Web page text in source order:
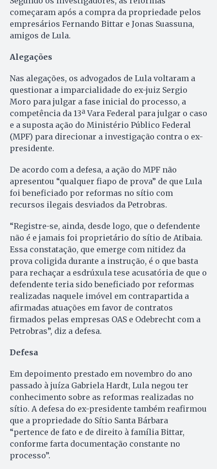
começaram após a compra da propriedade pelos
empresários Fernando Bittar e Jonas Suassuna,
amigos de Lula.
Alegações
Nas alegações, os advogados de Lula voltaram a
questionar a imparcialidade do ex-juiz Sergio
Moro para julgar a fase inicial do processo, a
competência da 13ª Vara Federal para julgar o caso
e a suposta ação do Ministério Público Federal
(MPF) para direcionar a investigação contra o ex-
presidente.
De acordo com a defesa, a ação do MPF não
apresentou “qualquer fiapo de prova” de que Lula
foi beneficiado por reformas no sítio com
recursos ilegais desviados da Petrobras.
“Registre-se, ainda, desde logo, que o defendente
não é e jamais foi proprietário do sítio de Atibaia.
Essa constatação, que emerge com nitidez da
prova coligida durante a instrução, é o que basta
para rechaçar a esdrúxula tese acusatória de que o
defendente teria sido beneficiado por reformas
realizadas naquele imóvel em contrapartida a
afirmadas atuações em favor de contratos
firmados pelas empresas OAS e Odebrecht com a
Petrobras”, diz a defesa.
Defesa
Em depoimento prestado em novembro do ano
passado à juíza Gabriela Hardt, Lula negou ter
conhecimento sobre as reformas realizadas no
sítio. A defesa do ex-presidente também reafirmou
que a propriedade do Sítio Santa Bárbara
“pertence de fato e de direito à família Bittar,
conforme farta documentação constante no
processo”.